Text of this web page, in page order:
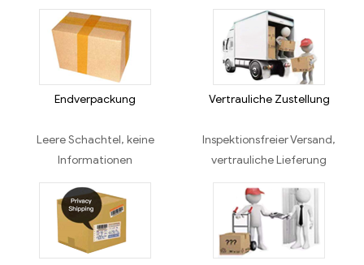
Endverpackung
Leere Schachtel, keine
Informationen
Vertrauliche Zustellung
Inspektionsfreier Versand,
vertrauliche Lieferung